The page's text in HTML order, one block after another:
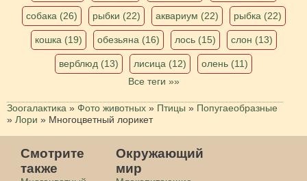
собака (26) рыбки (22) аквариум (22) рыбка (22)
кошка (19) обезьяна (16) лось (15) слон (13)
верблюд (13) лисица (12)
олень (11)
Все теги »»
Зоогалактика » Фото животных » Птицы » Попугаеобразные
» Лори » Многоцветный лорикет
Смотрите
также
Окружающий
мир